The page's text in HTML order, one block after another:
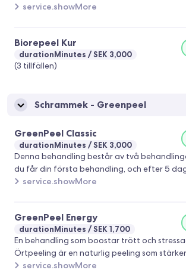
cellförnyelsen genom att exfoliera hudens
Minskar pigment. - Anti-aging effekt och
Behandlar akne. - Återfuktar huden.
service.showMore
Biorepeel Kur
durationMinutes SEK 3,000
(3 tillfällen)
Schrammek - Greenpeel
GreenPeel Classic
durationMinutes SEK 3,000
Denna behandling består av två
du får din första behandling, och efter 5
andra behandling. Du får också med dig en
hud Rynkor Ärr Slapp hud Celluliter
service.showMore
GreenPeel Energy
durationMinutes SEK 1,700
En behandling som boostar trött och
Örtpeeling är en naturlig peeling som
förnyelse, återfuktar, stramar upp och
service.showMore